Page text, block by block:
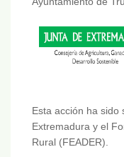
Esta acción ha sido
Extremadura y el
Rural (FEADER).